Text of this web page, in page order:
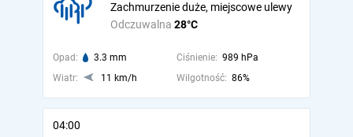
Odczuwalna 28°C
Zachmurzenie duże, miejscowe ulewy
Opad: 3.3 mm Ciśnienie: 989 hPa
Wiatr:
11 km/h Wilgotność: 86%
04:00